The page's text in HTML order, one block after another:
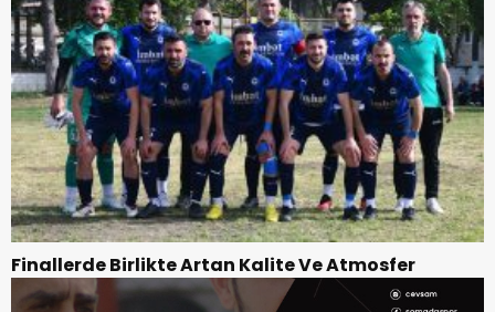
Finallerde Birlikte Artan Kalite Ve Atmosfer